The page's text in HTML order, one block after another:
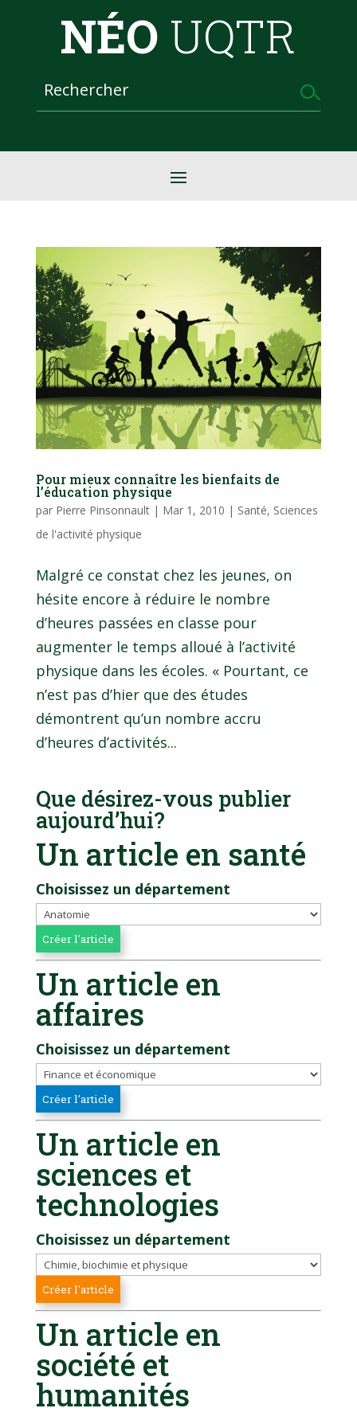
NÉO UQTR
Pour mieux connaître les bienfaits de
l’éducation physique
par Pierre Pinsonnault| Mar 1, 2010 | Santé, Sciences
de l'activité physique
Malgré ce constat chez les jeunes, on
hésite encore à réduire le nombre
d’heures passées en classe pour
augmenter le temps alloué à l’activité
physique dans les écoles. « Pourtant, ce
n’est pas d’hier que des études
démontrent qu’un nombre accru
d’heures d’activités...
Que désirez-vous publier
aujourd’hui?
Un article en santé
Choisissez un département
Un article en
affaires
Choisissez un département
Un article en
sciences et
technologies
Choisissez un département
Un article en
société et
humanités